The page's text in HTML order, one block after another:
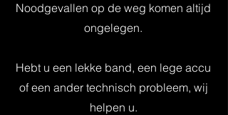
Noodgevallen op de weg komen altijd
ongelegen.
Hebt u een lekke band, een lege accu
of een ander technisch probleem, wij
helpen u.